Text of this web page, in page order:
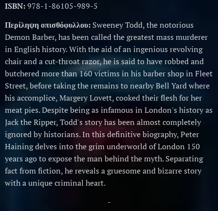
ISBN:978-1-86105-989-5
Περίληψη οπισθόφυλλου: Sweeney Todd, the notorious
Demon Barber, has been called the greatest mass murderer
in English history. With the aid of an ingenious revolving
chair and a cut-throat razor, he is said to have robbed and
butchered more than 160 victims in his barber shop in Fleet
Street, before taking the remains to nearby Bell Yard where
his accomplice, Margery Lovett, cooked their flesh for her
meat pies. Despite being as infamous in London's history as
Jack the Ripper, Todd's story has been almost completely
ignored by historians. In this definitive biography, Peter
Haining delves into the grim underworld of London 150
years ago to expose the man behind the myth. Separating
fact from fiction, he reveals a gruesome and bizarre story
with a unique criminal heart.
-